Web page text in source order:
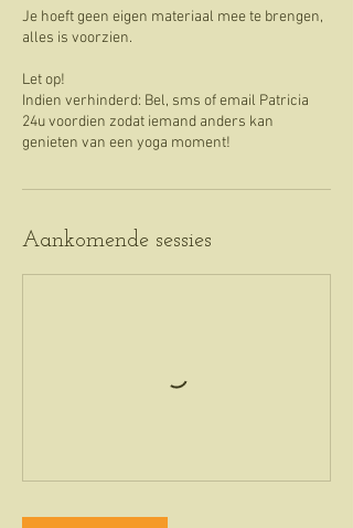
Je hoeft geen eigen materiaal mee te brengen,
alles is voorzien.
Let op!
Indien verhinderd: Bel, sms of email Patricia
24u voordien zodat iemand anders kan
genieten van een yoga moment!
Aankomende sessies